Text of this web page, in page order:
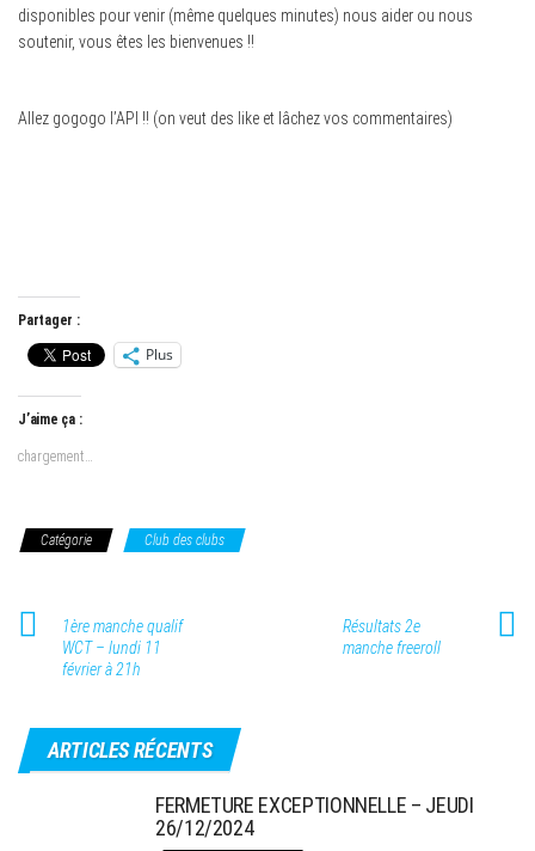
disponibles pour venir (même quelques minutes) nous aider ou nous
soutenir, vous êtes les bienvenues !!
Allez gogogo l’API !! (on veut des like et lâchez vos commentaires)
Partager :
Plus
J’aime ça :
chargement…
Catégorie Club des clubs
1ère manche qualif
WCT – lundi 11
février à 21h
Résultats 2e
manche freeroll
ARTICLES RÉCENTS
FERMETURE EXCEPTIONNELLE – JEUDI
26/12/2024